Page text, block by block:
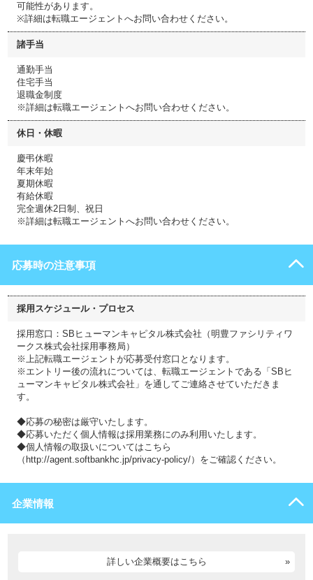
可能性があります。
※詳細は転職エージェントへお問い合わせください。
諸手当
通勤手当
住宅手当
退職金制度
※詳細は転職エージェントへお問い合わせください。
休日・休暇
慶弔休暇
年末年始
夏期休暇
有給休暇
完全週休2日制、祝日
※詳細は転職エージェントへお問い合わせください。
応募時の注意事項
採用スケジュール・プロセス
採用窓口：SBヒューマンキャピタル株式会社（明豊ファシリティワ
ークス株式会社採用事務局）
※上記転職エージェントが応募受付窓口となります。
※エントリー後の流れについては、転職エージェントである「SBヒ
ューマンキャピタル株式会社」を通してご連絡させていただきま
す。
◆応募の秘密は厳守いたします。
◆応募いただく個人情報は採用業務にのみ利用いたします。
◆個人情報の取扱いについてはこちら
（http://agent.softbankhc.jp/privacy-policy/）をご確認ください。
企業情報
詳しい企業概要はこちら